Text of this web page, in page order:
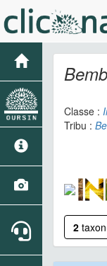
Classe :
Tribu :
2